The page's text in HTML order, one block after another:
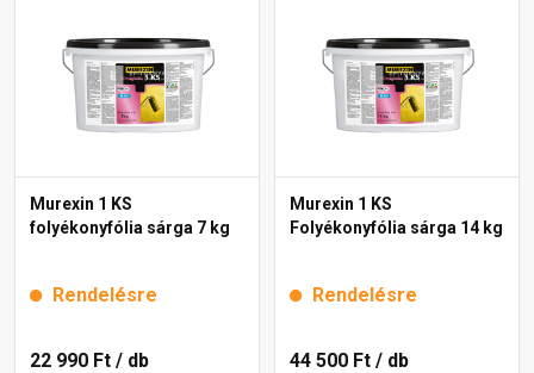
Murexin 1 KS
folyékonyfólia sárga 7 kg
Rendelésre
22 990 Ft / db
Murexin 1 KS
Folyékonyfólia sárga 14 kg
Rendelésre
44 500 Ft / db